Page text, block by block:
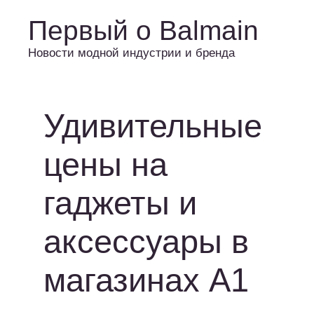
Первый о Balmain
Новости модной индустрии и бренда
Удивительные
цены на
гаджеты и
аксессуары в
магазинах А1